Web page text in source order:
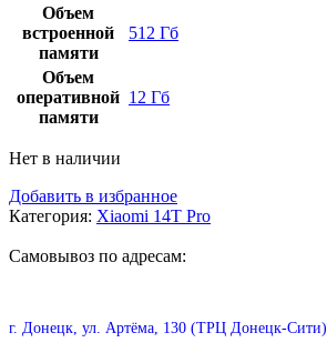
Объем
встроенной
памяти
512 Гб
Объем
оперативной
памяти
12 Гб
Нет в наличии
Добавить в избранное
Категория: Xiaomi 14T Pro
Самовывоз по адресам:
г. Донецк, ул. Артёма, 130 (ТРЦ Донецк-Сити)